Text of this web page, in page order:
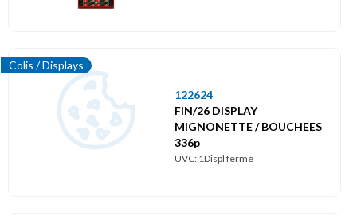
Colis / Displays
122624
FIN/26 DISPLAY
MIGNONETTE / BOUCHEES
336p
UVC: 1Displ fermé